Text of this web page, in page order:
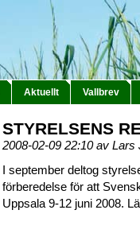
Aktuellt Vallbrev
STYRELSENS
2008-02-09 22:10 av
I september deltog
förberedelse för att
Uppsala 9-12 juni 2008.